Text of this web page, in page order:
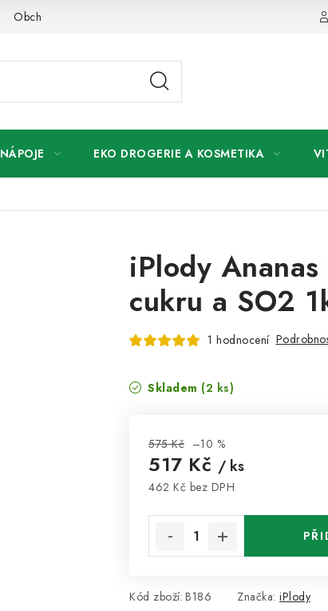
Obchodní podmínky
NÁPOJE EKO DROGERIE A KOSMETIKA
iPlody
cukru a SO2
1 hodnocení
Skladem (2 ks)
575 Kč –10 %
517 Kč / ks
462 Kč bez DPH
Kód zboží: B186 Značka: iPlody